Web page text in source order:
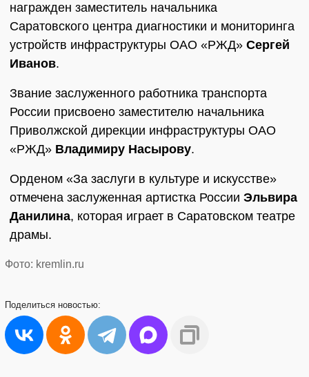
награжден заместитель начальника
Саратовского центра диагностики и мониторинга
устройств инфраструктуры ОАО «РЖД» Сергей
Иванов.
Звание заслуженного работника транспорта
России присвоено заместителю начальника
Приволжской дирекции инфраструктуры ОАО
«РЖД» Владимиру Насырову.
Орденом «За заслуги в культуре и искусстве»
отмечена заслуженная артистка России Эльвира
Данилина, которая играет в Саратовском театре
драмы.
Фото: kremlin.ru
Поделиться новостью: